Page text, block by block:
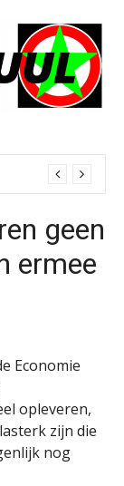
geen
ermee
Economie
opleveren,
zijn die
nog